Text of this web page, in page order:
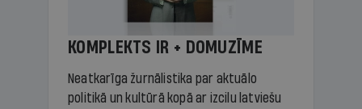
KOMPLEKTS IR + DOMUZĪME
Neatkarīga žurnālistika par aktuālo
politikā un kultūrā kopā ar izcilu latviešu